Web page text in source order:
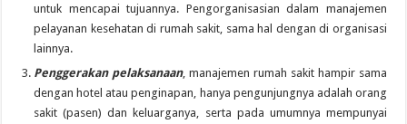
untuk mencapai tujuannya. Pengorganisasian dalam manajemen
pelayanan kesehatan di rumah sakit, sama hal dengan di organisasi
lainnya.
Penggerakan pelaksanaan, manajemen rumah sakit hampir sama
dengan hotel atau penginapan, hanya pengunjungnya adalah orang
sakit (pasen) dan keluarganya, serta pada umumnya mempunyai